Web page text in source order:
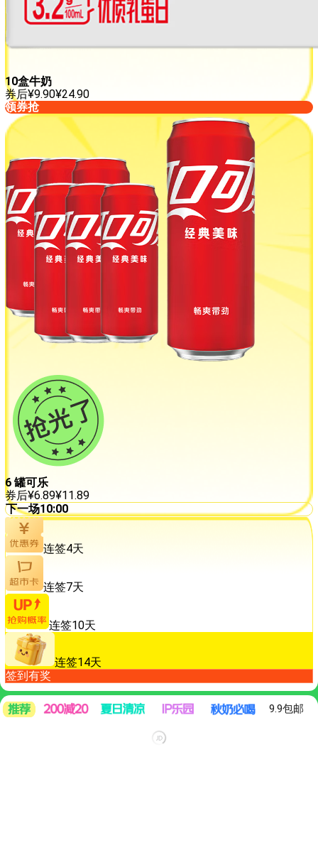
10盒牛奶
券后¥9.90¥24.90
领券抢
6 罐可乐
券后¥6.89¥11.89
下一场10:00
连签4天
连签7天
连签10天
连签14天
签到有奖
9.9包邮